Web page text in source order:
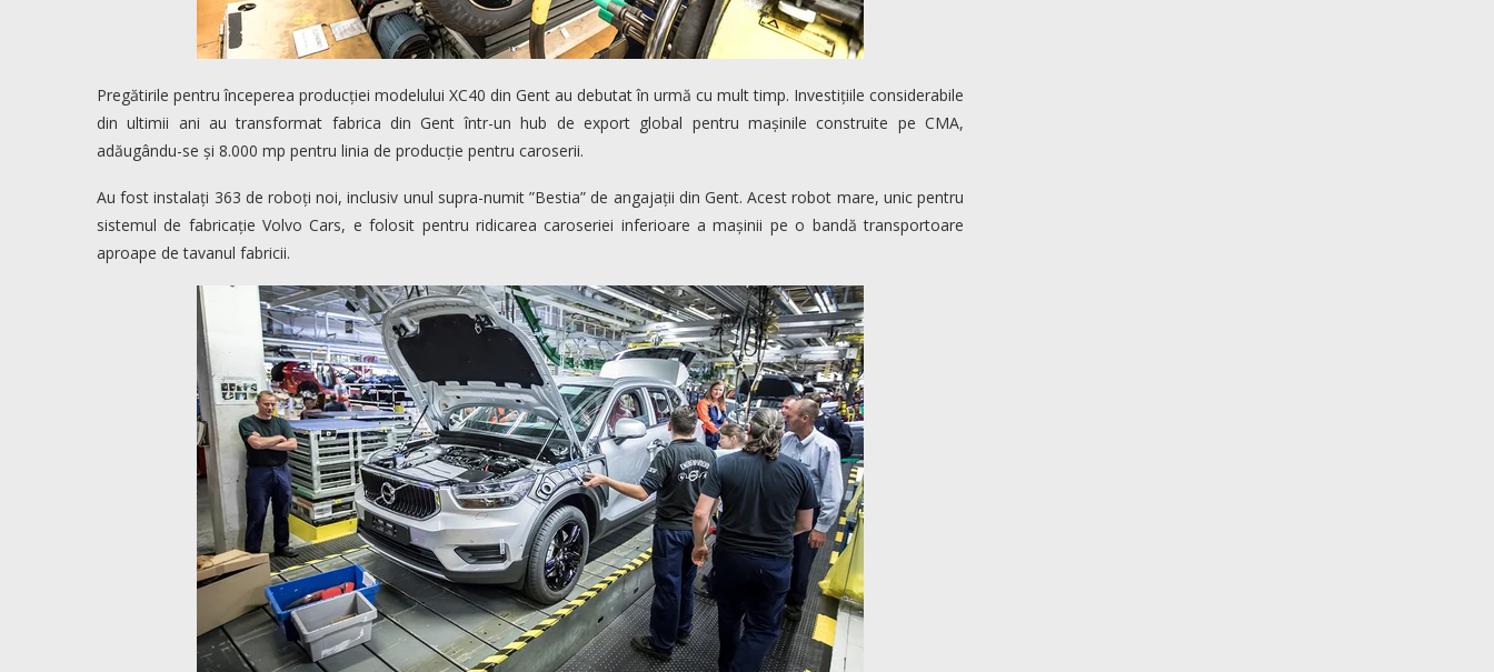
Pregătirile pentru începerea producției modelului XC40 din Gent au debutat în urmă cu mult timp. Investițiile considerabile
din ultimii ani au transformat fabrica din Gent într-un hub de export global pentru mașinile construite pe CMA,
adăugându-se și 8.000 mp pentru linia de producție pentru caroserii.
Au fost instalați 363 de roboți noi, inclusiv unul supra-numit ”Bestia” de angajații din Gent. Acest robot mare, unic pentru
sistemul de fabricație Volvo Cars, e folosit pentru ridicarea caroseriei inferioare a mașinii pe o bandă transportoare
aproape de tavanul fabricii.